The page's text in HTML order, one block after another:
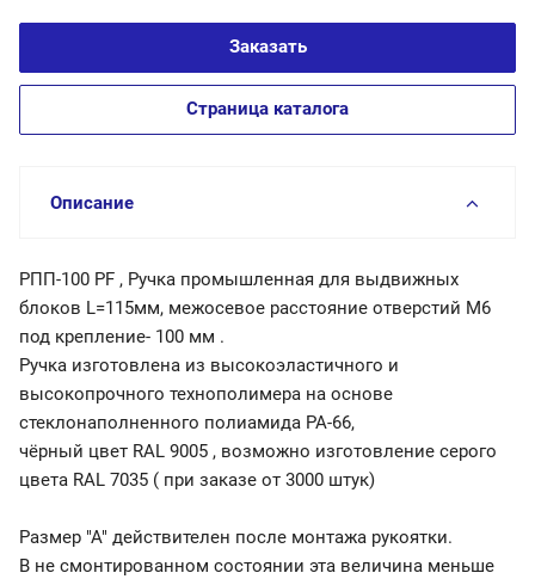
Заказать
Страница каталога
Описание
РПП-100 PF , Ручка промышленная для выдвижных
блоков L=115мм, межосевое расстояние отверстий М6
под крепление- 100 мм .
Ручка изготовлена из высокоэластичного и
высокопрочного технополимера на основе
стеклонаполненного полиамида РА-66,
чёрный цвет RAL 9005 , возможно изготовление серого
цвета RAL 7035 ( при заказе от 3000 штук)
Размер "А" действителен после монтажа рукоятки.
В не смонтированном состоянии эта величина меньше